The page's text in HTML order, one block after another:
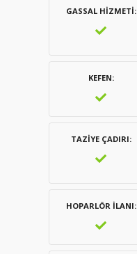
GASSAL HIZMETI
KEFEN
TAZIYE ÇADIRI
HOPARLÖR İLANI